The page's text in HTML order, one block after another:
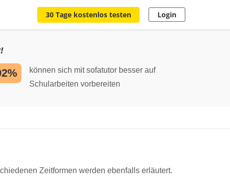
30 Tage kostenlos testen Login
können sich mit sofatutor besser auf
Schularbeiten vorbereiten
Zeitformen werden ebenfalls erläutert.